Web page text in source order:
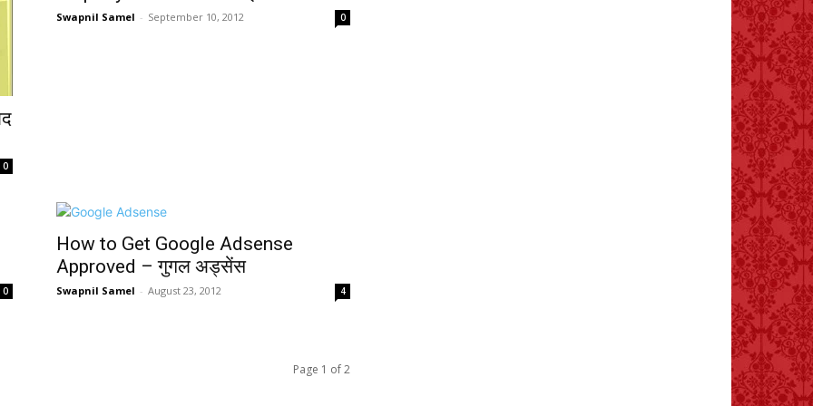
0
Swapnil Samel - September 10, 2012 0
0
How to Get Google Adsense
Approved – गुगल अड्सेंस
Swapnil Samel - August 23, 2012 4
Page 1 of 2